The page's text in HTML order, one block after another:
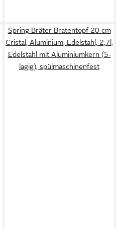
Spring Bräter Bratentopf 20 cm
Cristal, Aluminium, Edelstahl, 2,7l,
Edelstahl mit Aluminiumkern (5-
lagig), spülmaschinenfest